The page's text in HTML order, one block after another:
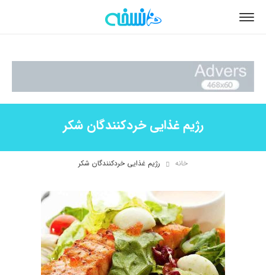
رژیم غذایی خردکنندگان شکر
خانه رژیم غذایی خردکنندگان شکر